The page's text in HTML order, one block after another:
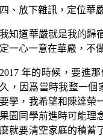
四、放下雜訊，定位華
我知道華嚴就是我的歸
定一心一意在華嚴，不
2017 年的時候，要進
久，因爲當時我整一個
要學，我希望和陳達榮
果園同學前進時可能理
麼就要清空家庭的積蓄